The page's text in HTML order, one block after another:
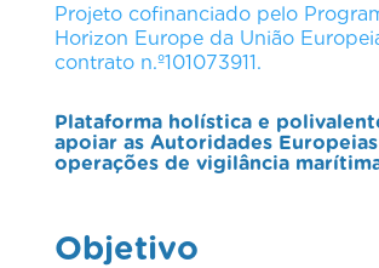
Projeto cofinanciado pelo
Horizon Europe da União
contrato n.º101073911.
Plataforma holística e
apoiar as Autoridades
operações de vigilância
Objetivo